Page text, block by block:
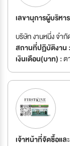
เลขานุการผู้บริหาร
บริษัท งานหนึ่ง จำกั
สถานที่ปฏิบัติงาน :
เงินเดือน(บาท) :ต
เจ้าหน้าที่จัดซื้อแล